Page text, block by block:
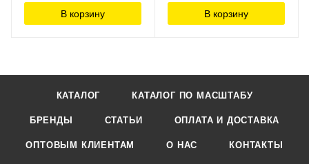
В корзину В корзину
КАТАЛОГ КАТАЛОГ ПО МАСШТАБУ
БРЕНДЫ СТАТЬИ ОПЛАТА И ДОСТАВКА
ОПТОВЫМ КЛИЕНТАМ О НАС КОНТАКТЫ